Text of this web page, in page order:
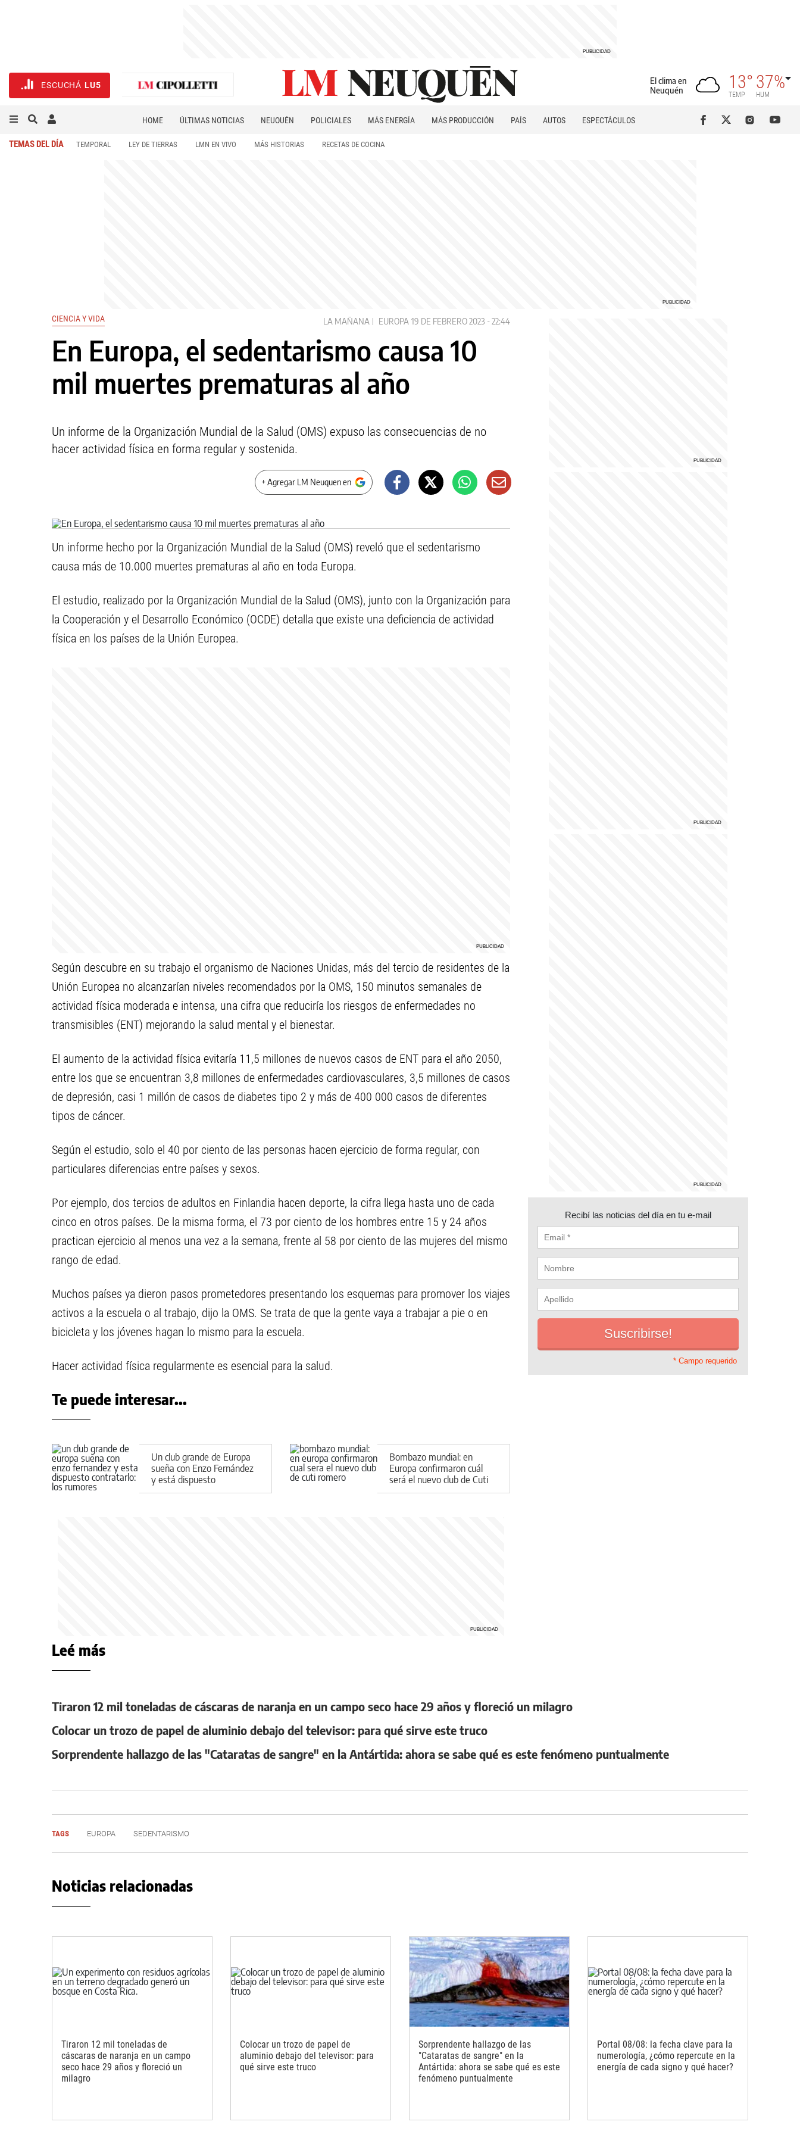
ESCUCHÁ LU5
El clima en
Neuquén
13°
TEMP
37%
HUM
HOME ÚLTIMAS NOTICIAS NEUQUÉN POLICIALES MÁS ENERGÍA MÁS PRODUCCIÓN PAÍS AUTOS
ESPECTÁCULOS
TEMAS DEL DÍA TEMPORAL LEY DE TIERRAS LMN EN VIVO MÁS HISTORIAS RECETAS DE COCINA
CIENCIA Y VIDA LA MAÑANA EUROPA 19 DE FEBRERO 2023 - 22:44
En Europa, el sedentarismo causa 10
mil muertes prematuras al año
Un informe de la Organización Mundial de la Salud (OMS) expuso las consecuencias de no
hacer actividad física en forma regular y sostenida.
+ Agregar LM Neuquen en
Un informe hecho por la Organización Mundial de la Salud (OMS) reveló que el sedentarismo
causa más de 10.000 muertes prematuras al año en toda Europa.
El estudio, realizado por la Organización Mundial de la Salud (OMS), junto con la Organización para
la Cooperación y el Desarrollo Económico (OCDE) detalla que existe una deficiencia de actividad
física en los países de la Unión Europea.
Según descubre en su trabajo el organismo de Naciones Unidas, más del tercio de residentes de la
Unión Europea no alcanzarían niveles recomendados por la OMS, 150 minutos semanales de
actividad física moderada e intensa, una cifra que reduciría los riesgos de enfermedades no
transmisibles (ENT) mejorando la salud mental y el bienestar.
El aumento de la actividad física evitaría 11,5 millones de nuevos casos de ENT para el año 2050,
entre los que se encuentran 3,8 millones de enfermedades cardiovasculares, 3,5 millones de casos
de depresión, casi 1 millón de casos de diabetes tipo 2 y más de 400 000 casos de diferentes
tipos de cáncer.
Según el estudio, solo el 40 por ciento de las personas hacen ejercicio de forma regular, con
particulares diferencias entre países y sexos.
Por ejemplo, dos tercios de adultos en Finlandia hacen deporte, la cifra llega hasta uno de cada
cinco en otros países. De la misma forma, el 73 por ciento de los hombres entre 15 y 24 años
practican ejercicio al menos una vez a la semana, frente al 58 por ciento de las mujeres del mismo
rango de edad.
Muchos países ya dieron pasos prometedores presentando los esquemas para promover los viajes
activos a la escuela o al trabajo, dijo la OMS. Se trata de que la gente vaya a trabajar a pie o en
bicicleta y los jóvenes hagan lo mismo para la escuela.
Hacer actividad física regularmente es esencial para la salud.
Te puede interesar...
Un club grande de Europa
sueña con Enzo Fernández
y está dispuesto
contratarlo: los rumores
Bombazo mundial: en
Europa confirmaron cuál
será el nuevo club de Cuti
Romero
Recibí las noticias del día en tu e-mail
* Campo requerido
Leé más
Tiraron 12 mil toneladas de cáscaras de naranja en un campo seco hace 29 años y floreció un milagro
Colocar un trozo de papel de aluminio debajo del televisor: para qué sirve este truco
Sorprendente hallazgo de las "Cataratas de sangre" en la Antártida: ahora se sabe qué es este fenómeno puntualmente
TAGS EUROPA SEDENTARISMO
Noticias relacionadas
Tiraron 12 mil toneladas de
cáscaras de naranja en un campo
seco hace 29 años y floreció un
milagro
Colocar un trozo de papel de
aluminio debajo del televisor: para
qué sirve este truco
Sorprendente hallazgo de las
"Cataratas de sangre" en la
Antártida: ahora se sabe qué es este
fenómeno puntualmente
Portal 08/08: la fecha clave para la
numerología, ¿cómo repercute en la
energía de cada signo y qué hacer?